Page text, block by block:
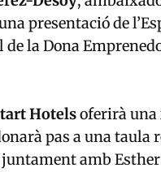
presentació de
la Dona
Hotelsoferirà una
pas a una taula
amb